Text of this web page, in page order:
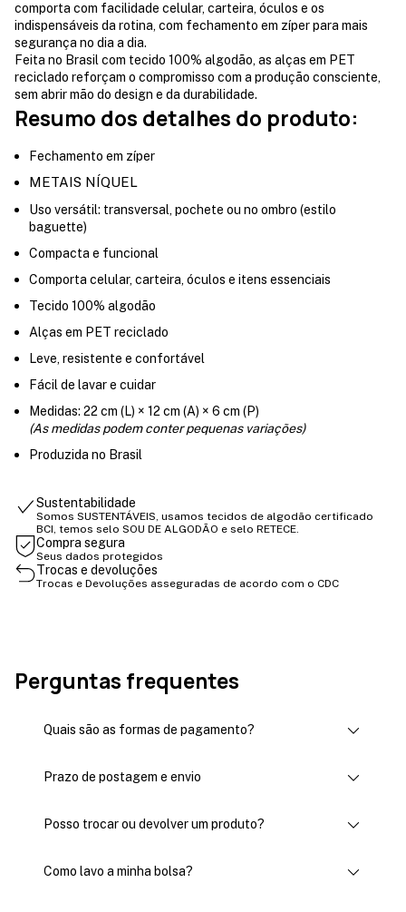
comporta com facilidade celular, carteira, óculos e os
indispensáveis da rotina, com fechamento em zíper para mais
segurança no dia a dia.
Feita no Brasil com tecido 100% algodão, as alças em PET
reciclado reforçam o compromisso com a produção consciente,
sem abrir mão do design e da durabilidade.
Resumo dos detalhes do produto:
Fechamento em zíper
METAIS NÍQUEL
Uso versátil: transversal, pochete ou no ombro (estilo
baguette)
Compacta e funcional
Comporta celular, carteira, óculos e itens essenciais
Tecido 100% algodão
Alças em PET reciclado
Leve, resistente e confortável
Fácil de lavar e cuidar
Medidas: 22 cm (L) × 12 cm (A) × 6 cm (P)
(As medidas podem conter pequenas variações)
Produzida no Brasil
Sustentabilidade
Somos SUSTENTÁVEIS, usamos tecidos de algodão certificado
BCI, temos selo SOU DE ALGODÃO e selo RETECE.
Compra segura
Seus dados protegidos
Trocas e devoluções
Trocas e Devoluções asseguradas de acordo com o CDC
Perguntas frequentes
Quais são as formas de pagamento?
Prazo de postagem e envio
Posso trocar ou devolver um produto?
Como lavo a minha bolsa?